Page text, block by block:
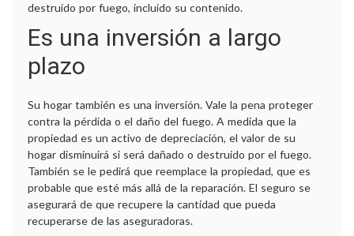
destruido por fuego, incluido su contenido.
Es una inversión a largo
plazo
Su hogar también es una inversión. Vale la pena proteger
contra la pérdida o el daño del fuego. A medida que la
propiedad es un activo de depreciación, el valor de su
hogar disminuirá si será dañado o destruido por el fuego.
También se le pedirá que reemplace la propiedad, que es
probable que esté más allá de la reparación. El seguro se
asegurará de que recupere la cantidad que pueda
recuperarse de las aseguradoras.